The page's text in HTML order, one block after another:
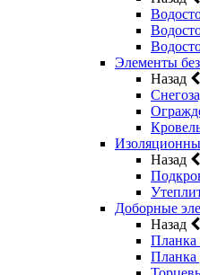
Элементы
Назад
Назад
Доборные
Назад
Планка
Планка